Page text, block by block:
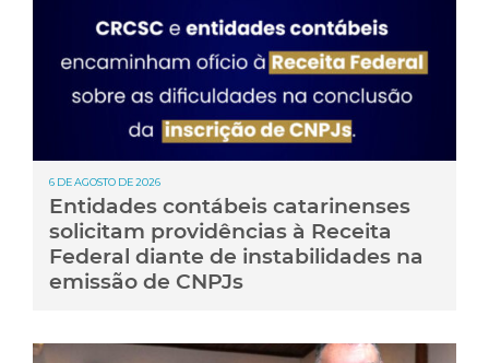
6 DE AGOSTO DE 2026
Entidades contábeis catarinenses
solicitam providências à Receita
Federal diante de instabilidades na
emissão de CNPJs